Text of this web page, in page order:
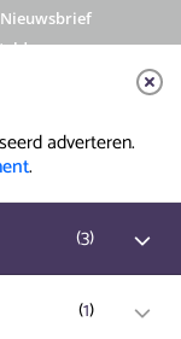
Nieuwsbrief
vragen
adverteren.
.
(3)
(1)